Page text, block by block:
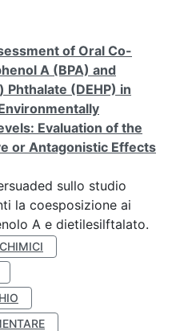
of Oral Co-
A (BPA) and
(DEHP) in
Evaluation of the
or Antagonistic Effects
sullo studio
la coesposizione ai
A e dietilesilftalato.